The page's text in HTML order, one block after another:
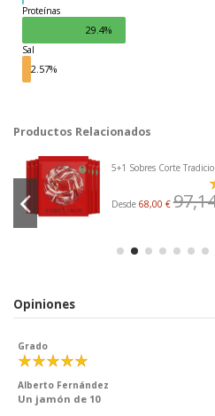
Proteínas
29.4%
Sal
2.57%
Productos Relacionados
5+1 Sobres Corte
Desde 68,00 €
Opiniones
Grado
Alberto Fernández
Un jamón de 10